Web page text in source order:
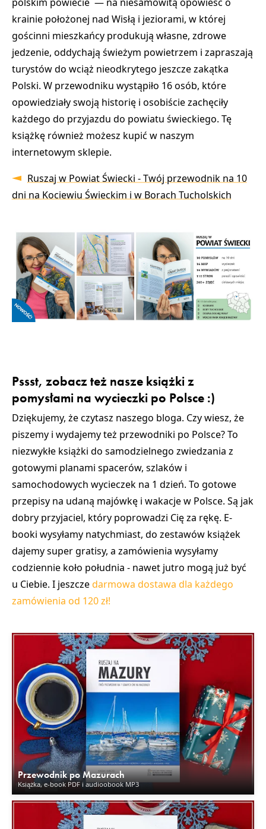
krainie położonej nad Wisłą i jeziorami, w której
gościnni mieszkańcy produkują własne, zdrowe
jedzenie, oddychają świeżym powietrzem i zapraszają
turystów do wciąż nieodkrytego jeszcze zakątka
Polski. W przewodniku wystąpiło 16 osób, które
opowiedziały swoją historię i osobiście zachęciły
każdego do przyjazdu do powiatu świeckiego. Tę
książkę również możesz kupić w naszym
internetowym sklepie.
Ruszaj w Powiat Świecki - Twój przewodnik na 10
dni na Kociewiu Świeckim i w Borach Tucholskich
Pssst, zobacz też nasze książki z
pomysłami na wycieczki po Polsce :)
Dziękujemy, że czytasz naszego bloga. Czy wiesz, że
piszemy i wydajemy też przewodniki po Polsce? To
niezwykłe książki do samodzielnego zwiedzania z
gotowymi planami spacerów, szlaków i
samochodowych wycieczek na 1 dzień. To gotowe
przepisy na udaną majówkę i wakacje w Polsce. Są jak
dobry przyjaciel, który poprowadzi Cię za rękę. E-
booki wysyłamy natychmiast, do zestawów książek
dajemy super gratisy, a zamówienia wysyłamy
codziennie koło południa - nawet jutro mogą już być
u Ciebie. I jeszczedarmowa dostawa dla każdego
zamówienia od 120 zł!
Przewodnik po Mazurach
Książka, e-book PDF i audioobook MP3